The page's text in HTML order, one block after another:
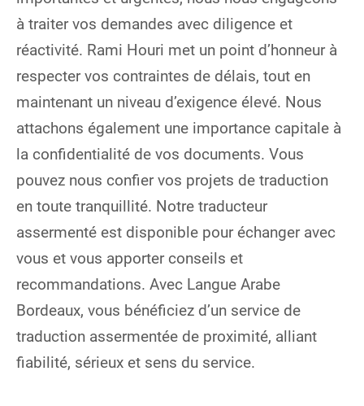
à traiter vos demandes avec diligence et
réactivité. Rami Houri met un point d’honneur à
respecter vos contraintes de délais, tout en
maintenant un niveau d’exigence élevé. Nous
attachons également une importance capitale à
la confidentialité de vos documents. Vous
pouvez nous confier vos projets de traduction
en toute tranquillité. Notre traducteur
assermenté est disponible pour échanger avec
vous et vous apporter conseils et
recommandations. Avec Langue Arabe
Bordeaux, vous bénéficiez d’un service de
traduction assermentée de proximité, alliant
fiabilité, sérieux et sens du service.